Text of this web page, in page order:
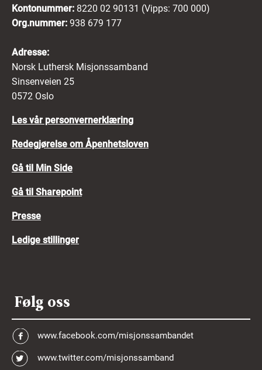
Kontonummer: 8220 02 90131 (Vipps: 700 000)
Org.nummer: 938 679 177
Adresse:
Norsk Luthersk Misjonssamband
Sinsenveien 25
0572 Oslo
Les vår personvernerklæring
Redegjørelse om Åpenhetsloven
Gå til Min Side
Gå til Sharepoint
Presse
Ledige stillinger
Følg oss
www.facebook.com/misjonssambandet
www.twitter.com/misjonssamband